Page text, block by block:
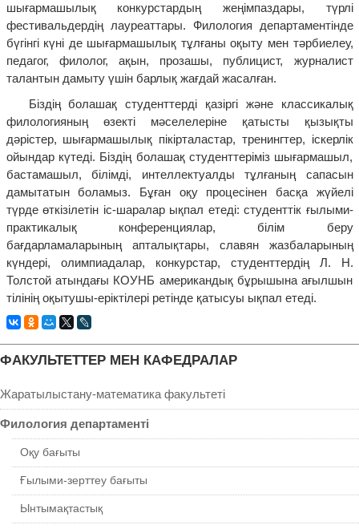
шығармашылық конкурстардың жеңімпаздары, түрлі
фестивальдердің лауреаттары. Филология департаментінде
бүгінгі күні де шығармашылық тұлғаны оқыту мен тәрбиелеу,
педагог, филолог, ақын, прозашы, публицист, журналист
талантын дамыту үшін барлық жағдай жасалған.
Біздің болашақ студенттерді қазіргі және классикалық
филологияның өзекті мәселелеріне қатысты қызықты
дәрістер, шығармашылық пікірталастар, тренингтер, іскерлік
ойындар күтеді. Біздің болашақ студенттеріміз шығармашыл,
бастамашыл, білімді, интеллектуалды тұлғаның сапасын
дамытатын боламыз. Бұған оқу процесінен басқа жүйелі
түрде өткізілетін іс-шаралар ықпал етеді: студенттік ғылыми-
практикалық конференциялар, білім беру
бағдарламаларының апталықтары, славян жазбаларының
күндері, олимпиадалар, конкурстар, студенттердің Л. Н.
Толстой атындағы КОУНБ американдық бұрышына ағылшын
тілінің оқытушы-еріктілері ретінде қатысуы ықпал етеді.
ФАКУЛЬТЕТТЕР МЕН КАФЕДРАЛАР
Жаратылыстану-математика факультеті
Филология департаменті
Оқу бағыты
Ғылыми-зерттеу бағыты
Ынтымақтастық